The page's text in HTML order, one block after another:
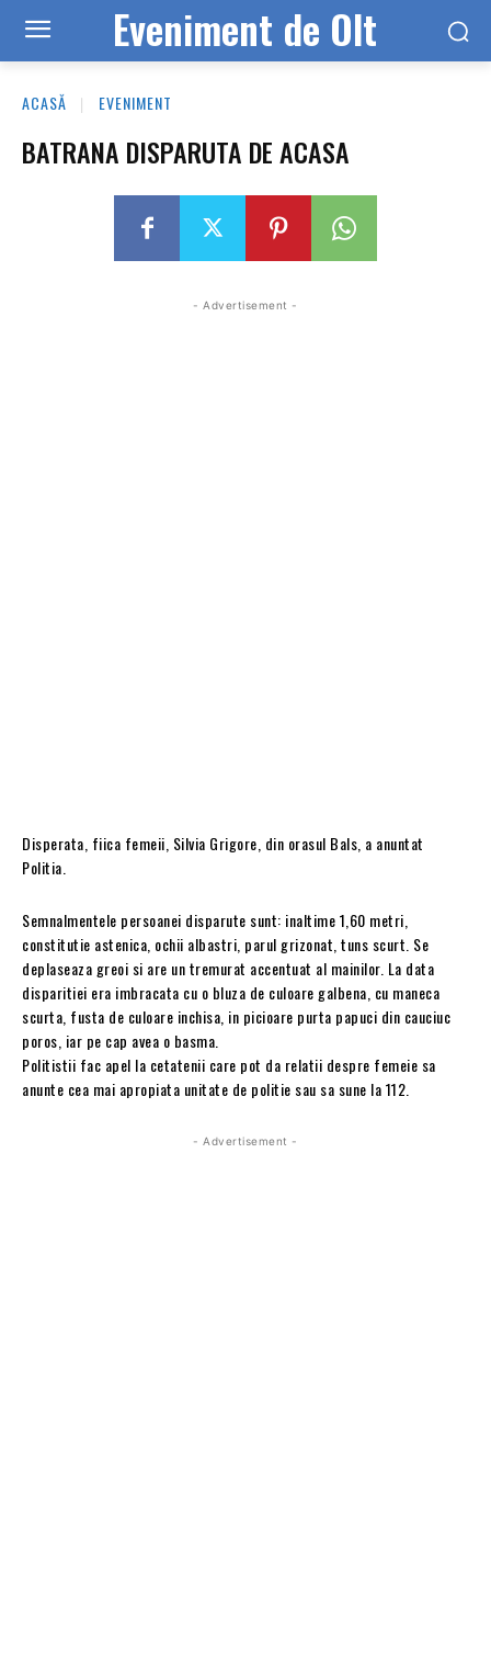
Eveniment de Olt
ACASĂ EVENIMENT
BATRANA DISPARUTA DE ACASA
- Advertisement -
Disperata, fiica femeii, Silvia Grigore, din orasul Bals, a anuntat
Politia.
Semnalmentele persoanei disparute sunt: inaltime 1,60 metri,
constitutie astenica, ochii albastri, parul grizonat, tuns scurt. Se
deplaseaza greoi si are un tremurat accentuat al mainilor. La data
disparitiei era imbracata cu o bluza de culoare galbena, cu maneca
scurta, fusta de culoare inchisa, in picioare purta papuci din cauciuc
poros, iar pe cap avea o basma.
Politistii fac apel la cetatenii care pot da relatii despre femeie sa
anunte cea mai apropiata unitate de politie sau sa sune la 112.
- Advertisement -